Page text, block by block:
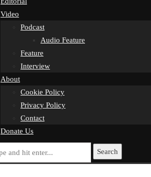
Video
Podcast
Audio Feature
Feature
Interview
About
Cookie Policy
Privacy Policy
Contact
Donate Us
Search